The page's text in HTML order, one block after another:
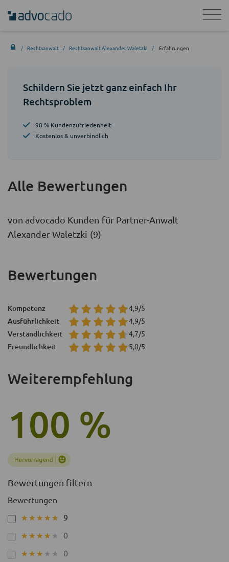
Rechtsanwalt Rechtsanwalt Alexander Waletzki Erfahrungen
Schildern Sie jetzt ganz einfach Ihr
Rechtsproblem
98 % Kundenzufriedenheit
Kostenlos & unverbindlich
Alle Bewertungen
von advocado Kunden für Partner-Anwalt
Alexander Waletzki (9)
Weiterempfehlung
100 %
Bewertungen
Kompetenz 4,9/5
Ausführlichkeit 4,9/5
Verständlichkeit 4,7/5
Freundlichkeit 5,0/5
Bewertungen filtern
Bewertungen
★★★★★
★★★★★ 9
★★★★★
★★★★★ 0
★★★★★
★★★★★ 0